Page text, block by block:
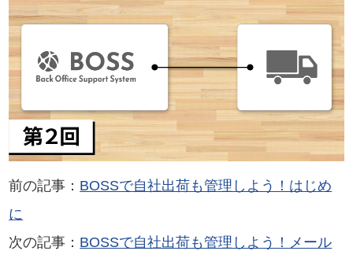
前の記事： BOSSで自社出荷も管理しよう！はじめ
に
次の記事： BOSSで自社出荷も管理しよう！メール